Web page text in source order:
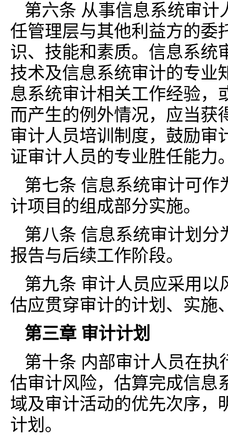
第六条 从事信息系统审计
任管理层与其他利益方的委
识、技能和素质。信息系统
技术及信息系统审计的专业
息系统审计相关工作经验，
而产生的例外情况，应当获
审计人员培训制度，鼓励审
证审计人员的专业胜任能力
第七条 信息系统审计可
计项目的组成部分实施。
第八条 信息系统审计划
报告与后续工作阶段。
第九条 审计人员应采用
估应贯穿审计的计划、实施
第三章 审计计划
第十条 内部审计人员在
估审计风险，估算完成信息
域及审计活动的优先次序，
计划。